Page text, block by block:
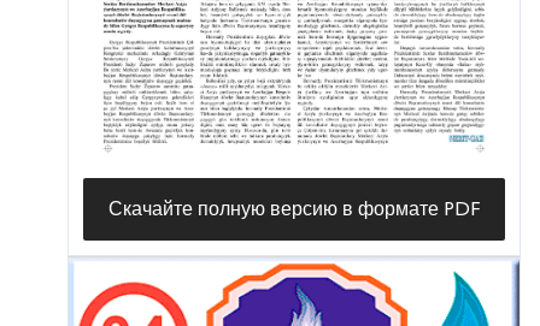
Скачайте полную версию в формате PDF